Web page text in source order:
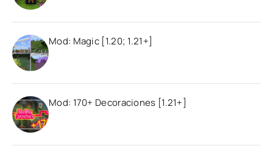
Mod: Magic [1.20; 1.21+]
Mod: 170+ Decoraciones [1.21+]